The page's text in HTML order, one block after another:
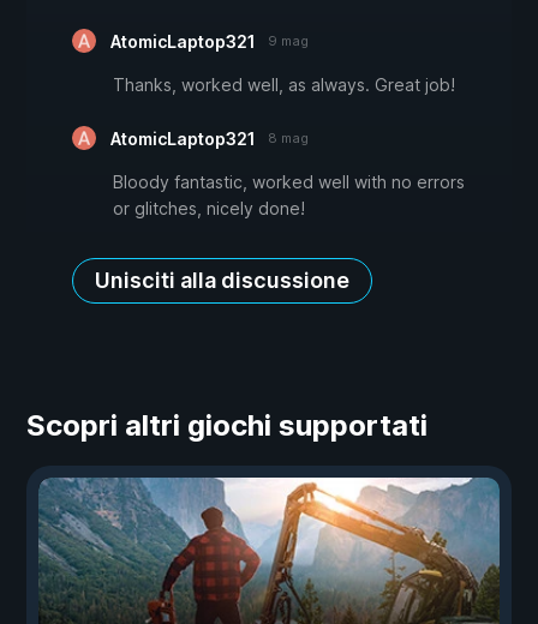
AtomicLaptop321 9 mag
Thanks, worked well, as always. Great job!
AtomicLaptop321 8 mag
Bloody fantastic, worked well with no errors
or glitches, nicely done!
Unisciti alla discussione
Scopri altri giochi supportati